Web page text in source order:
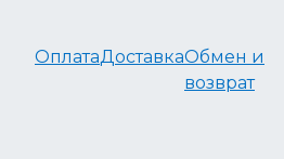
ОплатаДоставкаОбмен и
возврат